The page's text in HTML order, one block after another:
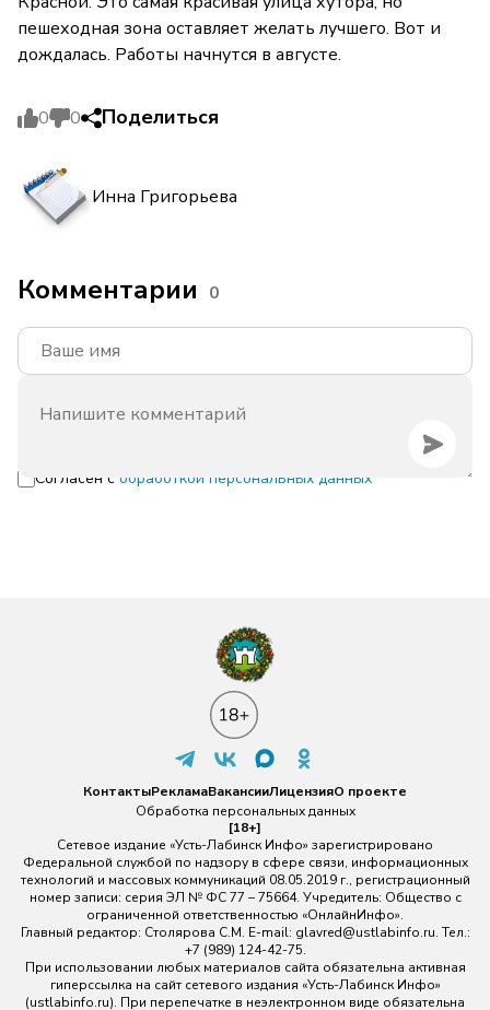
пешеходная зона оставляет желать лучшего. Вот и
дождалась. Работы начнутся в августе.
0 0 Поделиться
Инна Григорьева
Комментарии 0
Согласен с обработкой персональных данных
КонтактыРекламаВакансииЛицензияО проекте
Обработка персональных данных
[18+]
Сетевое издание «Усть-Лабинск Инфо» зарегистрировано
Федеральной службой по надзору в сфере связи, информационных
технологий и массовых коммуникаций 08.05.2019 г., регистрационный
номер записи: серия ЭЛ № ФС 77 – 75664. Учредитель: Общество с
ограниченной ответственностью «ОнлайнИнфо».
Главный редактор: Столярова С.М. E-mail: glavred@ustlabinfo.ru. Тел.:
+7 (989) 124-42-75.
При использовании любых материалов сайта обязательна активная
гиперссылка на сайт сетевого издания «Усть-Лабинск Инфо»
(ustlabinfo.ru). При перепечатке в неэлектронном виде обязательна